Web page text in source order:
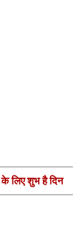
लिए शुभ है दिन